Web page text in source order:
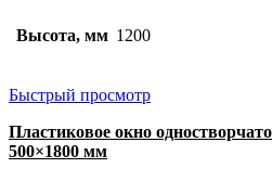
Высота, мм 1200
Быстрый просмотр
Пластиковое окно
500×1800 мм